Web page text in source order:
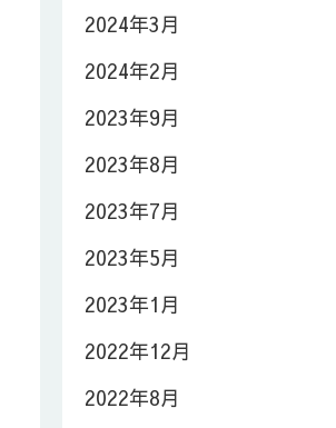
2024年3月
2024年2月
2023年9月
2023年8月
2023年7月
2023年5月
2023年1月
2022年12月
2022年8月